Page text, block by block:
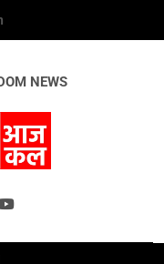
NEWS
Kal